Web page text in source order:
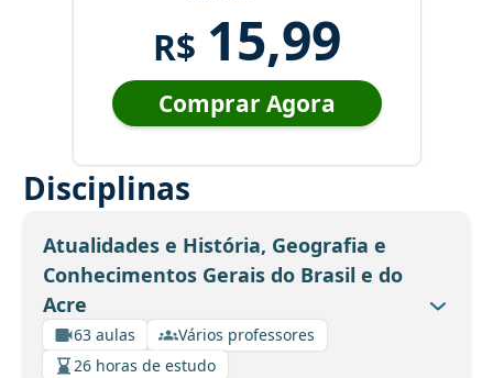
R$ 15,99
Comprar Agora
Disciplinas
Atualidades e História, Geografia e
Conhecimentos Gerais do Brasil e do
Acre
63 aulas
Vários professores
26 horas de estudo